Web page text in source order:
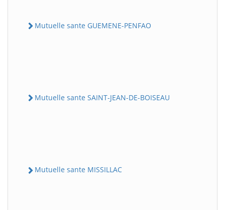
Mutuelle sante GUEMENE-PENFAO
Mutuelle sante SAINT-JEAN-DE-BOISEAU
Mutuelle sante MISSILLAC